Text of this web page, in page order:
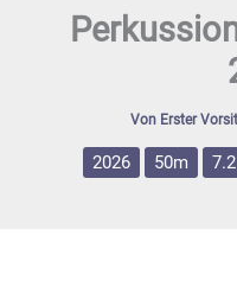
Von Erster
2026 50m